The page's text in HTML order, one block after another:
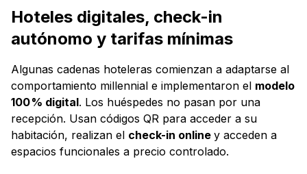
Hoteles digitales, check-in
autónomo y tarifas mínimas
Algunas cadenas hoteleras comienzan a adaptarse al
comportamiento millennial e implementaron el modelo
100 % digital. Los huéspedes no pasan por una
recepción. Usan códigos QR para acceder a su
habitación, realizan el check-in online y acceden a
espacios funcionales a precio controlado.